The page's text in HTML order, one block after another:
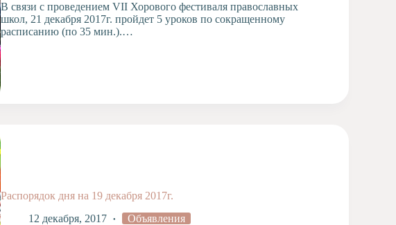
В связи с проведением VII Хорового фестиваля православных
школ, 21 декабря 2017г. пройдет 5 уроков по сокращенному
расписанию (по 35 мин.).…
Распорядок дня на 19 декабря 2017г.
12 декабря, 2017
Объявления